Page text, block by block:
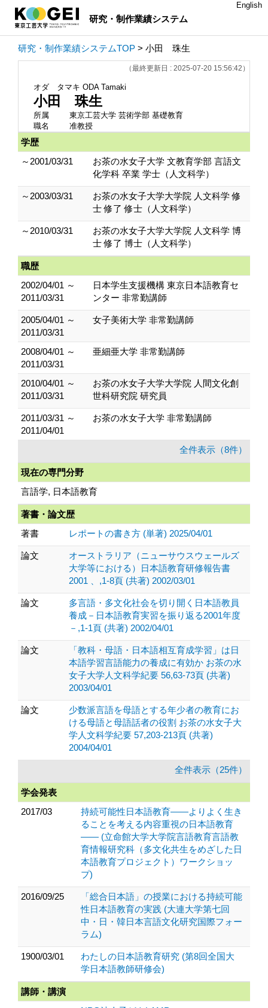
研究・制作業績システム
English
研究・制作業績システムTOP > 小田 珠生
（最終更新日 : 2025-07-20 15:56:42）
オダ タマキ ODA Tamaki
小田 珠生
所属
東京工芸大学 芸術学部 基礎教育
職名
准教授
学歴
～2001/03/31
お茶の水女子大学 文教育学部 言語文
化学科 卒業 学士（人文科学）
～2003/03/31
お茶の水女子大学大学院 人文科学 修
士 修了 修士（人文科学）
～2010/03/31
お茶の水女子大学大学院 人文科学 博
士 修了 博士（人文科学）
職歴
2002/04/01 ～
2011/03/31
日本学生支援機構 東京日本語教育セ
ンター 非常勤講師
2005/04/01 ～
2011/03/31
女子美術大学 非常勤講師
2008/04/01 ～
2011/03/31
亜細亜大学 非常勤講師
2010/04/01 ～
2011/03/31
お茶の水女子大学大学院 人間文化創
世科研究院 研究員
2011/03/31 ～
2011/04/01
お茶の水女子大学 非常勤講師
全件表示（8件）
現在の専門分野
言語学, 日本語教育
著書・論文歴
著書
レポートの書き方 (単著) 2025/04/01
論文
オーストラリア（ニューサウスウェールズ
大学等における）日本語教育研修報告書
2001 、,1-8頁 (共著) 2002/03/01
論文
多言語・多文化社会を切り開く日本語教員
養成－日本語教育実習を振り返る2001年度
－,1-1頁 (共著) 2002/04/01
論文
「教科・母語・日本語相互育成学習」は日
本語学習言語能力の養成に有効か お茶の水
女子大学人文科学紀要 56,63-73頁 (共著)
2003/04/01
論文
少数派言語を母語とする年少者の教育にお
ける母語と母語話者の役割 お茶の水女子大
学人文科学紀要 57,203-213頁 (共著)
2004/04/01
全件表示（25件）
学会発表
2017/03
持続可能性日本語教育――よりよく生き
ることを考える内容重視の日本語教育
―― (立命館大学大学院言語教育言語教
育情報研究科（多文化共生をめざした日
本語教育プロジェクト）ワークショッ
プ)
2016/09/25
「総合日本語」の授業における持続可能
性日本語教育の実践 (大連大学第七回
中・日・韓日本言語文化研究国際フォー
ラム)
1900/03/01
わたしの日本語教育研究 (第8回全国大
学日本語教師研修会)
講師・講演